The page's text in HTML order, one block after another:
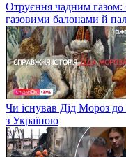
Отруєння чадним газом:
газовими балонами й
Чи існував Дід Мороз до
з Україною